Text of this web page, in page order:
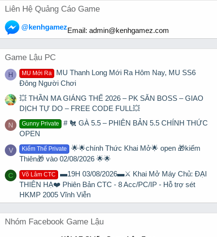
Liên Hệ Quảng Cáo Game
@kenhgamezEmail: admin@kenhgamez.com
Game Lậu PC
H MU Mới Ra
MU Thanh Long Mới Ra Hôm Nay, MU SS6
Đông Người Chơi
💥 THẦN MA GIÁNG THẾ 2026 – PK SĂN BOSS – GIAO
DỊCH TỰ DO – FREE CODE FULL💥
N Gunny Private
# 🐔 GÀ 5.5 – PHIÊN BẢN 5.5 CHÍNH THỨC
OPEN
V Kiếm Thế Private
🌟🌟chính Thức Khai Mở🌟 open 🎁kiếm
Thiên🎁 vào 02/08/2026 🌟🌟
C Võ Lâm CTC
▬19H 03/08/2026▬⚔️ Khai Mở Máy Chủ: ĐẠI
THIÊN HẠ❤️ Phiên Bản CTC - 8 Acc/PC/IP - Hỗ trợ sét
HKMP 2005 Vĩnh Viễn
Nhóm Facebook Game Lậu